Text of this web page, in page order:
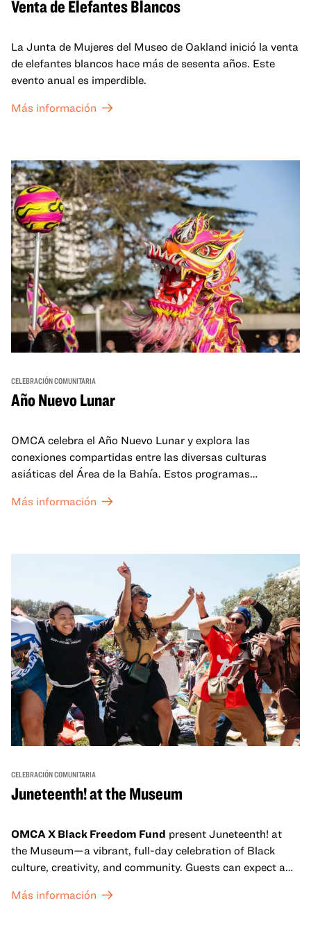
Venta de Elefantes Blancos
La Junta de Mujeres del Museo de Oakland inició la venta
de elefantes blancos hace más de sesenta años. Este
evento anual es imperdible.
Más información
CELEBRACIÓN COMUNITARIA
Año Nuevo Lunar
OMCA celebra el Año Nuevo Lunar y explora las
conexiones compartidas entre las diversas culturas
asiáticas del Área de la Bahía. Estos programas
celebran y honran las tradiciones del Año Nuevo Lunar a
un espacio para que nuestras comunidades AAPI se
reúnan y se eleven mutuamente con círculos de curación
tanto presenciales como virtuales.
Más información
CELEBRACIÓN COMUNITARIA
Juneteenth! at the Museum
OMCA X Black Freedom Fund present Juneteenth! at
the Museum—a vibrant, full-day celebration of Black
culture, creativity, and community. Guests can expect a
sets from boundary-pushing artists, delicious offerings
Más información